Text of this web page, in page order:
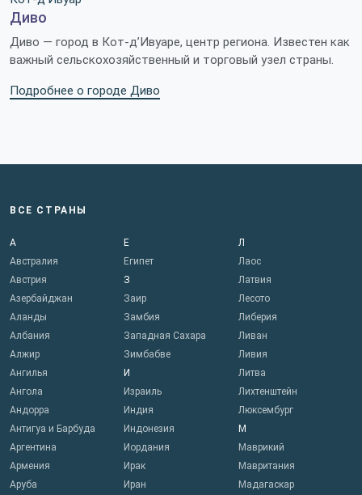
Диво
Диво — город в Кот-д’Ивуаре, центр региона. Известен как
важный сельскохозяйственный и торговый узел страны.
Подробнее о городе Диво
ВСЕ СТРАНЫ
А
Австралия
Австрия
Азербайджан
Аланды
Албания
Алжир
Ангилья
Ангола
Андорра
Антигуа и Барбуда
Аргентина
Армения
Аруба
Е
Египет
З
Заир
Замбия
Западная Сахара
Зимбабве
И
Израиль
Индия
Индонезия
Иордания
Ирак
Иран
Л
Лаос
Латвия
Лесото
Либерия
Ливан
Ливия
Литва
Лихтенштейн
Люксембург
М
Маврикий
Мавритания
Мадагаскар